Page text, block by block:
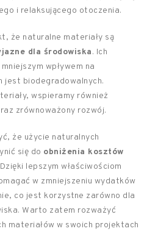
i relaksującego otoczenia.
że naturalne materiały są
dla środowiska. Ich
wpływem na
jest biodegradowalnych.
wspieramy również
zrównoważony rozwój.
że użycie naturalnych
się do obniżenia kosztów
lepszym właściwościom
w zmniejszeniu wydatków
co jest korzystne zarówno dla
Warto zatem rozważyć
materiałów w swoich projektach